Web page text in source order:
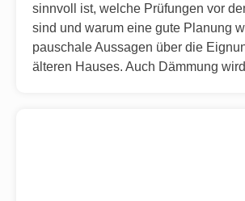
sinnvoll ist, welche Prüfungen vor
sind und warum eine gute Planung
pauschale Aussagen über die
älteren Hauses. Auch Dämmung